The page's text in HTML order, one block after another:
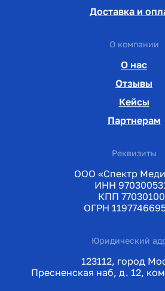
Доставка и
О компании
О нас
Отзывы
Кейсы
Партнерам
Реквизиты
ООО «Спектр
ИНН
КПП
ОГРН
Юридический
123112, город
Пресненская наб, д. 12,